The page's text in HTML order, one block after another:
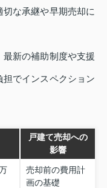
な承継や早期売却に
新の補助制度や支援
でインスペクション
戸建て売却への
影響
売却前の費用計
画の基礎